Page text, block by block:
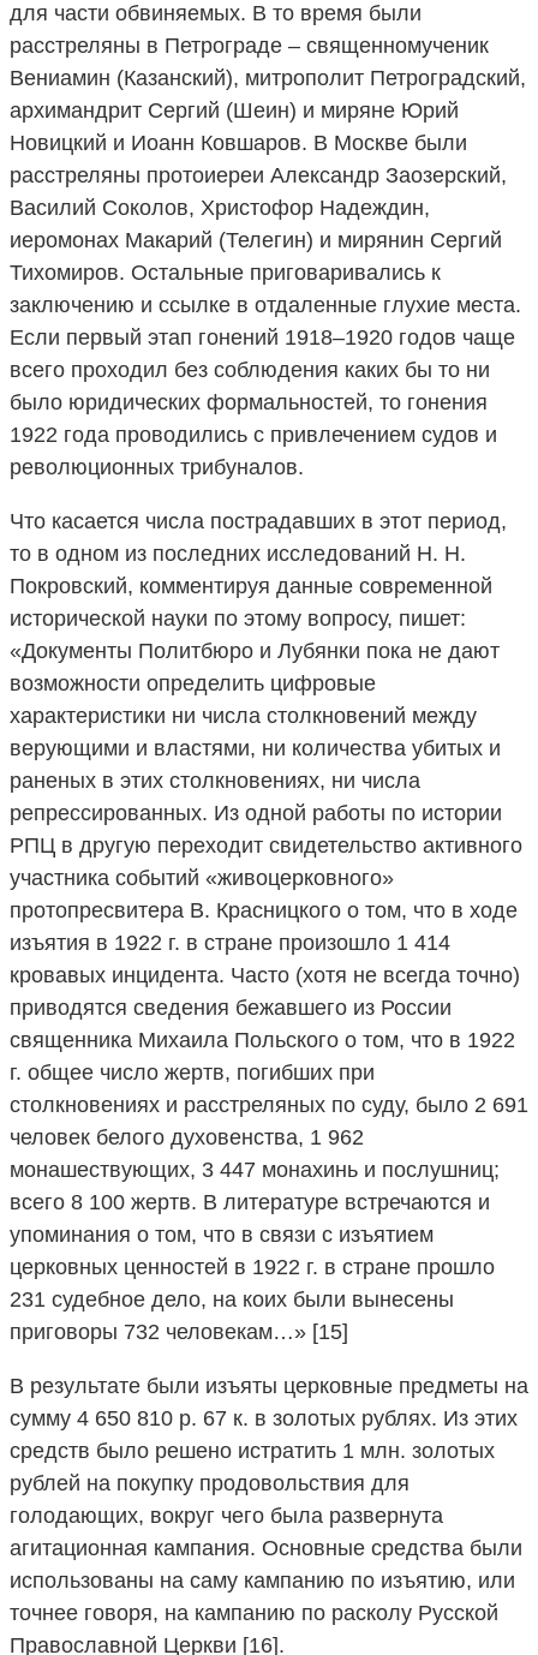
для части обвиняемых. В то время были
расстреляны в Петрограде – священномученик
Вениамин (Казанский), митрополит Петроградский,
архимандрит Сергий (Шеин) и миряне Юрий
Новицкий и Иоанн Ковшаров. В Москве были
расстреляны протоиереи Александр Заозерский,
Василий Соколов, Христофор Надеждин,
иеромонах Макарий (Телегин) и мирянин Сергий
Тихомиров. Остальные приговаривались к
заключению и ссылке в отдаленные глухие места.
Если первый этап гонений 1918–1920 годов чаще
всего проходил без соблюдения каких бы то ни
было юридических формальностей, то гонения
1922 года проводились с привлечением судов и
революционных трибуналов.
Что касается числа пострадавших в этот период,
то в одном из последних исследований Н. Н.
Покровский, комментируя данные современной
исторической науки по этому вопросу, пишет:
«Документы Политбюро и Лубянки пока не дают
возможности определить цифровые
характеристики ни числа столкновений между
верующими и властями, ни количества убитых и
раненых в этих столкновениях, ни числа
репрессированных. Из одной работы по истории
РПЦ в другую переходит свидетельство активного
участника событий «живоцерковного»
протопресвитера В. Красницкого о том, что в ходе
изъятия в 1922 г. в стране произошло 1 414
кровавых инцидента. Часто (хотя не всегда точно)
приводятся сведения бежавшего из России
священника Михаила Польского о том, что в 1922
г. общее число жертв, погибших при
столкновениях и расстреляных по суду, было 2 691
человек белого духовенства, 1 962
монашествующих, 3 447 монахинь и послушниц;
всего 8 100 жертв. В литературе встречаются и
упоминания о том, что в связи с изъятием
церковных ценностей в 1922 г. в стране прошло
231 судебное дело, на коих были вынесены
приговоры 732 человекам…» [15]
В результате были изъяты церковные предметы на
сумму 4 650 810 р. 67 к. в золотых рублях. Из этих
средств было решено истратить 1 млн. золотых
рублей на покупку продовольствия для
голодающих, вокруг чего была развернута
агитационная кампания. Основные средства были
использованы на саму кампанию по изъятию, или
точнее говоря, на кампанию по расколу Русской
Православной Церкви [16].